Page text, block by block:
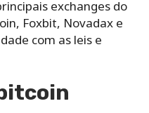
exchanges do
Foxbit, Novadax e
com as leis e